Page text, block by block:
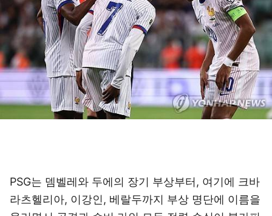
PSG는 뎀벨레와 두에의 장기 부상부터, 여기에 크바
라츠헬리아, 이강인, 베랄두까지 부상 명단에 이름을